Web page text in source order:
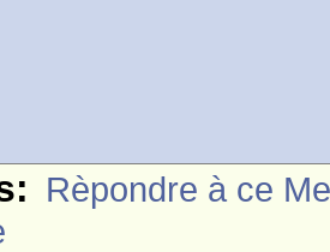
Rèpondre à ce